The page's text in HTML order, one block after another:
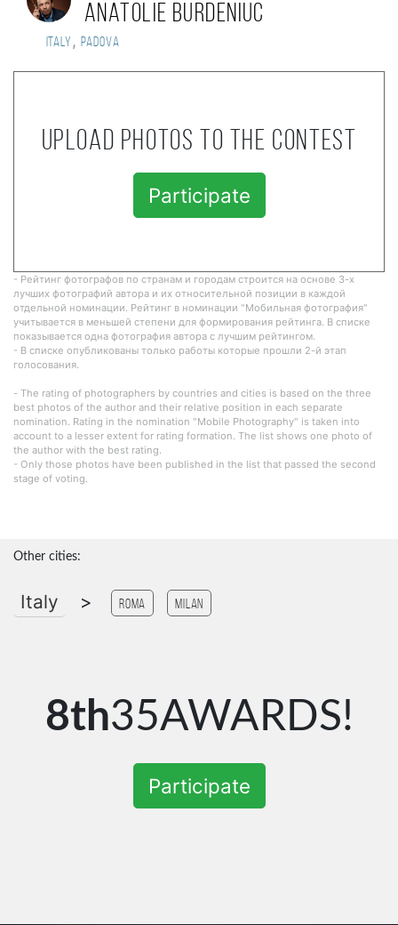
Anatolie Burdeniuc
Italy , Padova
Upload photos to the contest
Participate
- Рейтинг фотографов по странам и городам строится на основе 3-х
лучших фотографий автора и их относительной позиции в каждой
отдельной номинации. Рейтинг в номинации "Мобильная фотография"
учитывается в меньшей степени для формирования рейтинга. В списке
показывается одна фотография автора с лучшим рейтингом.
- В списке опубликованы только работы которые прошли 2-й этап
голосования.
- The rating of photographers by countries and cities is based on the three
best photos of the author and their relative position in each separate
nomination. Rating in the nomination "Mobile Photography" is taken into
account to a lesser extent for rating formation. The list shows one photo of
the author with the best rating.
- Only those photos have been published in the list that passed the second
stage of voting.
Other cities:
Italy > Roma Milan
8th35AWARDS!
Participate